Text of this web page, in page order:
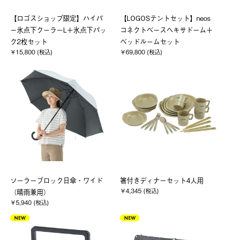
【ロゴスショップ限定】ハイパ
ー氷点下クーラーL＋氷点下パッ
ク2枚セット
￥15,800 (税込)
【LOGOSテントセット】neos
コネクトベースヘキサドーム＋
ベッドルームセット
￥69,800 (税込)
ソーラーブロック日傘・ワイド
（晴雨兼用）
￥5,940 (税込)
箸付きディナーセット4人用
￥4,345 (税込)
NEW NEW